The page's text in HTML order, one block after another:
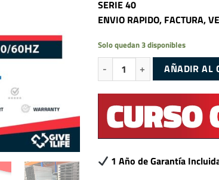
SERIE 40
ENVIO RAPIDO, FACTURA,
Solo quedan 3 disponibles
DELL 1600W 80 PLUS FUENTE
AÑADIR AL
1 Año de Garantía